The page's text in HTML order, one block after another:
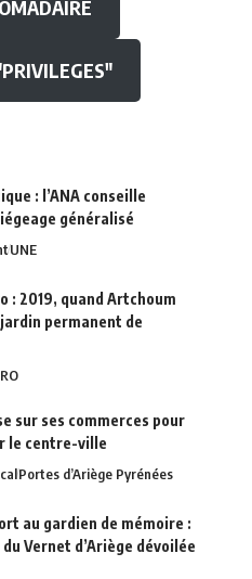
: l’ANA conseille
généralisé
UNE
: 2019, quand Artchoum
permanent de
sur ses commerces pour
le centre-ville
Portes d’Ariège Pyrénées
au gardien de mémoire :
Vernet d’Ariège dévoilée